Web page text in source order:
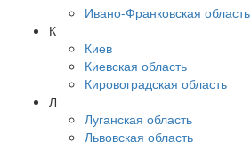
Ивано-Франковская область
К
Киев
Киевская область
Кировоградская область
Л
Луганская область
Львовская область